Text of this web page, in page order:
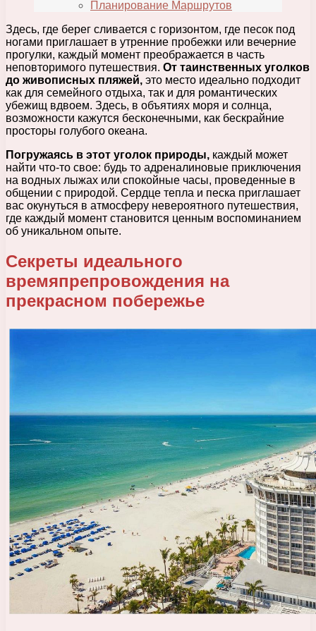
Планирование Маршрутов
Здесь, где берег сливается с горизонтом, где песок под
ногами приглашает в утренние пробежки или вечерние
прогулки, каждый момент преображается в часть
неповторимого путешествия. От таинственных уголков
до живописных пляжей, это место идеально подходит
как для семейного отдыха, так и для романтических
убежищ вдвоем. Здесь, в объятиях моря и солнца,
возможности кажутся бесконечными, как бескрайние
просторы голубого океана.
Погружаясь в этот уголок природы, каждый может
найти что-то свое: будь то адреналиновые приключения
на водных лыжах или спокойные часы, проведенные в
общении с природой. Сердце тепла и песка приглашает
вас окунуться в атмосферу невероятного путешествия,
где каждый момент становится ценным воспоминанием
об уникальном опыте.
Секреты идеального
времяпрепровождения на
прекрасном побережье